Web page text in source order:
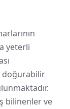
yeterli
doğurabilir
bilinenler ve